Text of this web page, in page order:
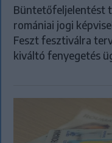
Büntetőfeljelentést
romániai jogi
Feszt fesztiválra
kiváltó fenyegetés